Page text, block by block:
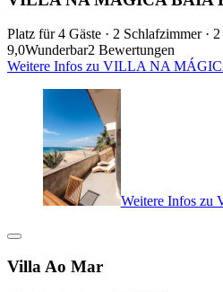
Platz für 4 Gäste · 2 Schlafzimmer ·
9,0Wunderbar2 Bewertungen
Weitere Infos zu VILLA NA
Weitere Infos zu
Villa Ao Mar